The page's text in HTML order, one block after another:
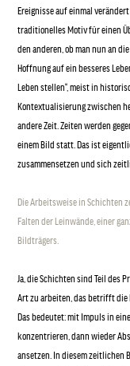
Ereignisse auf einmal
traditionelles Motiv für einen
den anderen, ob man nun an
Hoffnung auf ein besseres
Leben stellen“, meist in
Kontextualisierung zwischen
andere Zeit. Zeiten werden
einem Bild statt. Das ist
zusammensetzen und sich
Die Arbeitsweise in Schichten
Falten der Leinwände, einer
Bildträgers.
Ja, die Schichten sind Teil des
Art zu arbeiten, das betrifft die
Das bedeutet: mit Impuls in
konzentrieren, dann wieder
ansetzen. In diesem zeitlichen